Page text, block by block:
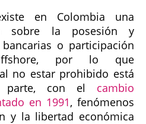
en Colombia una
sobre la posesión y
o participación
por lo que
no estar prohibido está
parte, con el cambio
en 1991, fenómenos
y la libertad económica